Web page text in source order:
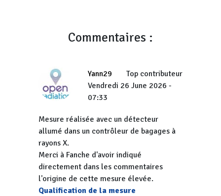
Commentaires :
Yann29
Top contributeur
Vendredi 26 June 2026 -
07:33
Mesure réalisée avec un détecteur
allumé dans un contrôleur de bagages à
rayons X.
Merci à Fanche d'avoir indiqué
directement dans les commentaires
l'origine de cette mesure élevée.
Qualification de la mesure